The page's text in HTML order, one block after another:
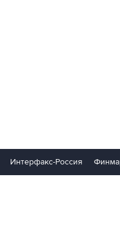
Интерфакс-Россия